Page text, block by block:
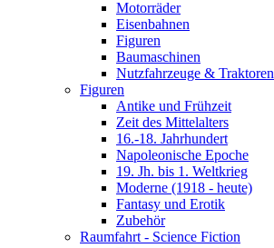
Motorräder
Eisenbahnen
Figuren
Baumaschinen
Nutzfahrzeuge & Traktoren
Figuren
Antike und Frühzeit
Zeit des Mittelalters
16.-18. Jahrhundert
Napoleonische Epoche
19. Jh. bis 1. Weltkrieg
Moderne (1918 - heute)
Fantasy und Erotik
Zubehör
Raumfahrt - Science Fiction